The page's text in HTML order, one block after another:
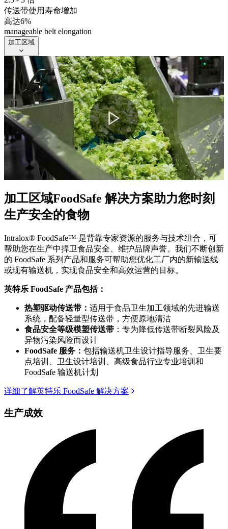
传送带使用寿命增加
高达6%
manageable belt elongation
加工区域
Play
Video
加工区域FoodSafe 解决方案助力您时刻
生产安全的食物
Intralox® FoodSafe™ 是背靠专家资源的服务与技术组合，可
帮助您在生产中捍卫食品安全、维护品牌声誉。我们不断创新
的 FoodSafe 系列产品和服务可帮助您优化工厂内的新输送线
或现有输送机，实现食品安全和高效运营的目标。
英特乐 FoodSafe 产品包括：
热塑驱动传送带： 适用于食品卫生加工领域的先进输送
系统，配备轻量型传送带，方便原地清洁
食品安全等级模塑传送带 ：专为降低传送带断裂风险及
异物污染风险而设计
FoodSafe 服务： 包括输送机卫生设计指导服务、卫生要
点培训、卫生设计培训、高级食品行业专业培训和
FoodSafe 输送机计划
详细了解英特乐 FoodSafe 解决方案
生产成效